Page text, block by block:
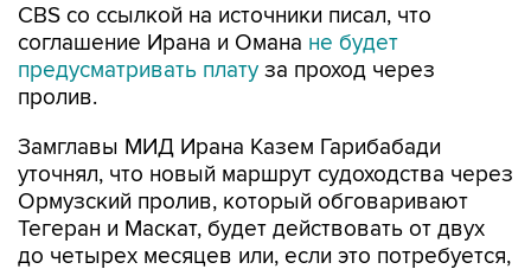
CBS со ссылкой на источники писал, что
соглашение Ирана и Омана не будет
предусматривать плату за проход через
пролив.
Замглавы МИД Ирана Казем Гарибабади
уточнял, что новый маршрут судоходства через
Ормузский пролив, который обговаривают
Тегеран и Маскат, будет действовать от двух
до четырех месяцев или, если это потребуется,